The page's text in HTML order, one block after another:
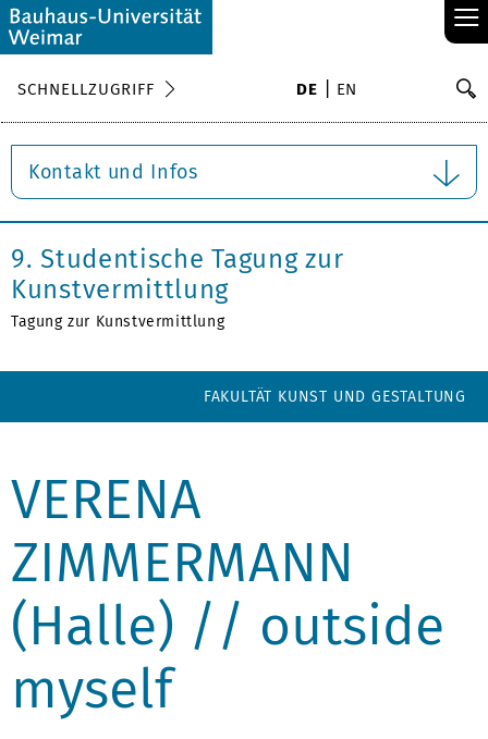
≡
SCHNELLZUGRIFF DE EN
Kontakt und Infos
9. Studentische Tagung zur
Kunstvermittlung
Tagung zur Kunstvermittlung
FAKULTÄT KUNST UND GESTALTUNG
VERENA
ZIMMERMANN
(Halle) // outside
myself